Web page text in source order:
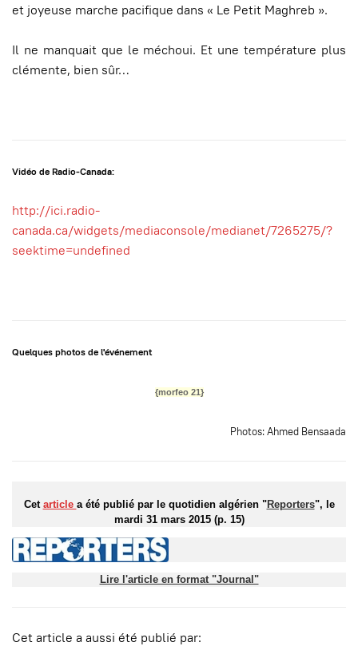
et joyeuse marche pacifique dans « Le Petit Maghreb ».
Il ne manquait que le méchoui. Et une température plus
clémente, bien sûr…
Vidéo de Radio-Canada:
http://ici.radio-
canada.ca/widgets/mediaconsole/medianet/7265275/?
seektime=undefined
Quelques photos de l'événement
{morfeo 21}
Photos: Ahmed Bensaada
Cet article a été publié par le quotidien algérien "Reporters", le
mardi 31 mars 2015 (p. 15)
Lire l'article en format "Journal"
Cet article a aussi été publié par: